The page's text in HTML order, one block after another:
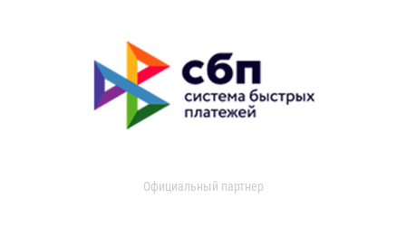
Официальный партнер